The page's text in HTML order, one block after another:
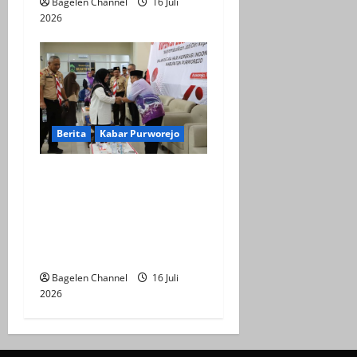
2026
Berita Kabar Purworejo
Bagelen Channel
16 Juli
2026